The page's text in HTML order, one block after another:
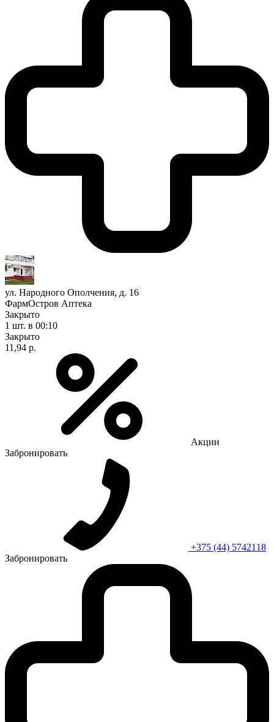
ул. Народного Ополчения, д. 16
ФармОстров Аптека
Закрыто
1 шт. в 00:10
Закрыто
11,94 р.
Акции
Забронировать
+375 (44) 5742118
Забронировать